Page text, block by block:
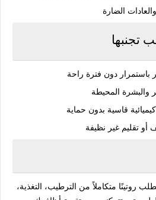
الضارة
تجنبها
باستمرار دون فترة راحة
والبشرة المحيطة
قاسية بدون حماية
أو تقليم غير نظيفة
روتينًا متكاملاً من الترطيب، التغذية،